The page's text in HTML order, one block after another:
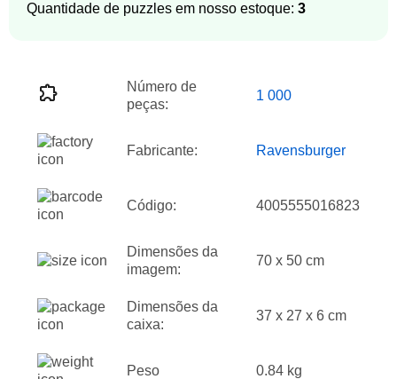
Quantidade de puzzles em nosso estoque: 3
Número de
peças:
1 000
Fabricante: Ravensburger
Código: 4005555016823
Dimensões da
imagem:
70 x 50 cm
Dimensões da
caixa:
37 x 27 x 6 cm
Peso 0.84 kg